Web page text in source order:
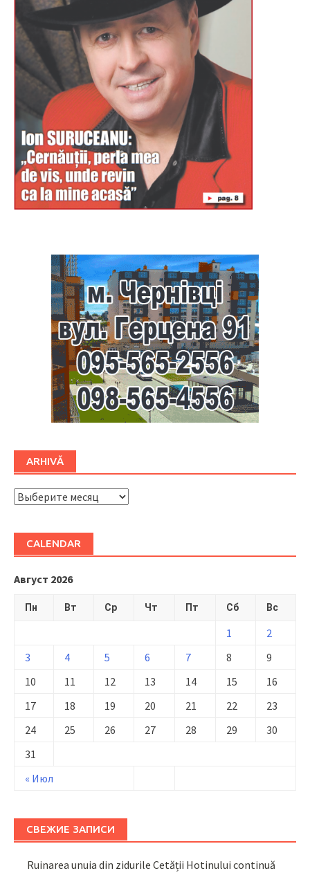
ARHIVĂ
ARHIVĂ
CALENDAR
Август 2026
Пн Вт Ср Чт Пт Сб Вс
« Июл
1
2
3
4 5 6 7 8
9
10
11 12 13 14 15
16
17
18 19 20 21 22
23
24
25 26 27 28 29
30
31
СВЕЖИЕ ЗАПИСИ
Ruinarea unuia din zidurile Cetății Hotinului continuă